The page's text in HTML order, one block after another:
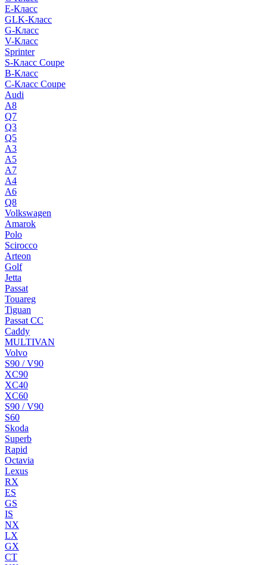
E-Класс
GLK-Класс
G-Класс
V-Класс
Sprinter
S-Класс Сoupe
B-Класс
C-Класс Coupe
Audi
A8
Q7
Q3
Q5
A3
A5
A7
A4
A6
Q8
Volkswagen
Amarok
Polo
Scirocco
Arteon
Golf
Jetta
Passat
Touareg
Tiguan
Passat CC
Caddy
MULTIVAN
Volvo
S90 / V90
XC90
XC40
XC60
S90 / V90
S60
Skoda
Superb
Rapid
Octavia
Lexus
RX
ES
GS
IS
NX
LX
GX
CT